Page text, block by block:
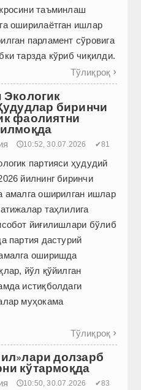
таъминлаш
оширилаётган ишлар
парламент сўровига
тарзда кўриб чиқилди.
Тўлиқроқ 
Экологик
биринчи
фаолиятни
🕔10:52, 30.07.2026 ✔81
партияси ҳудудий
йилнинг биринчи
амалга оширилган ишлар
таҳлилига
йиғилишлари бўлиб
партия дастурий
оширишда
йўл қў­йилган
истиқболдаги
муҳокама
Тўлиқроқ 
долзарб
кўтармоқда
🕔10:50, 30.07.2026 ✔83